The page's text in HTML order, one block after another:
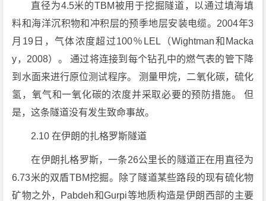
直径为4.5米的TBM被用于挖掘隧道，以通过填海填
料和海洋沉积物和冲积层的预季地层安装电缆。2004年3
月19日，气体浓度超过100％LEL（Wightman和Macka
y，2008）。 通过将连接到每个钻孔中的燃气表的管下降
到水面来进行原位测试程序。 测量甲烷，二氧化碳，硫化
氢，氧气和一氧化碳的浓度并采取必要的预防措施。 但
是，这条隧道没有发生致命事故。
2.10 在伊朗的扎格罗斯隧道
在伊朗扎格罗斯，一条26公里长的隧道正在用直径为
6.73米的双盾TBM挖掘。除了隧道某些路段的现有硫化物
矿物之外，Pabdeh和Gurpi等地质构造是伊朗西部的主要